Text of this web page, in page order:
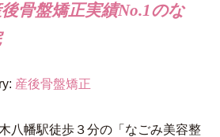
骨盤矯正実績No.1のな
産後骨盤矯正
八幡駅徒歩３分の「なごみ美容整